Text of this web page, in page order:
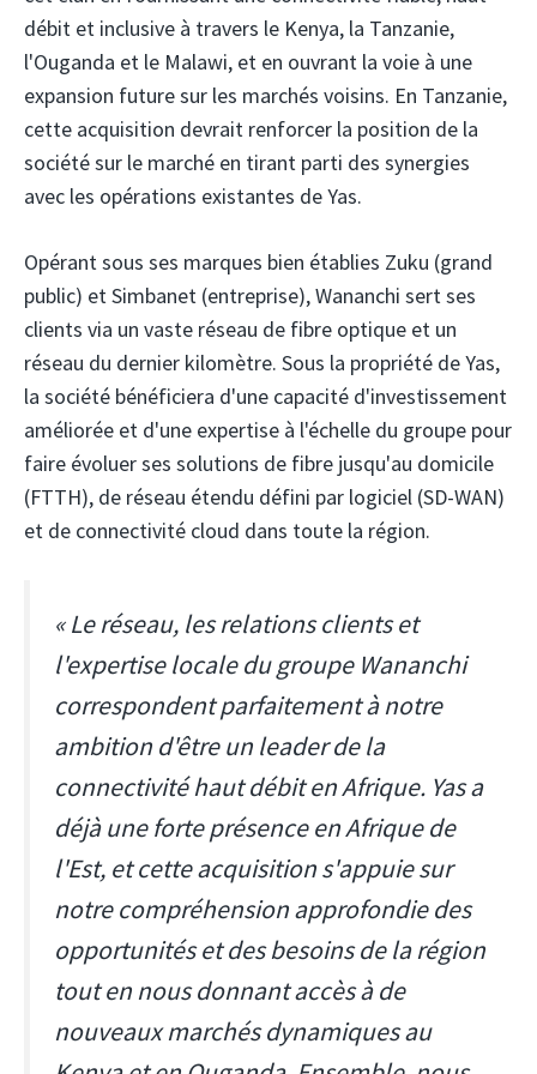
débit et inclusive à travers le Kenya, la Tanzanie,
l'Ouganda et le Malawi, et en ouvrant la voie à une
expansion future sur les marchés voisins. En Tanzanie,
cette acquisition devrait renforcer la position de la
société sur le marché en tirant parti des synergies
avec les opérations existantes de Yas.
Opérant sous ses marques bien établies Zuku (grand
public) et Simbanet (entreprise), Wananchi sert ses
clients via un vaste réseau de fibre optique et un
réseau du dernier kilomètre. Sous la propriété de Yas,
la société bénéficiera d'une capacité d'investissement
améliorée et d'une expertise à l'échelle du groupe pour
faire évoluer ses solutions de fibre jusqu'au domicile
(FTTH), de réseau étendu défini par logiciel (SD-WAN)
et de connectivité cloud dans toute la région.
« Le réseau, les relations clients et
l'expertise locale du groupe Wananchi
correspondent parfaitement à notre
ambition d'être un leader de la
connectivité haut débit en Afrique. Yas a
déjà une forte présence en Afrique de
l'Est, et cette acquisition s'appuie sur
notre compréhension approfondie des
opportunités et des besoins de la région
tout en nous donnant accès à de
nouveaux marchés dynamiques au